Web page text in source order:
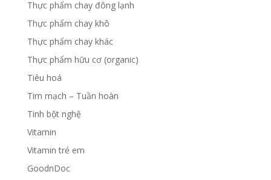
Thực phẩm chay đông lạnh
Thực phẩm chay khô
Thực phẩm chay khác
Thực phẩm hữu cơ (organic)
Tiêu hoá
Tim mạch – Tuần hoàn
Tinh bột nghệ
Vitamin
Vitamin trẻ em
GoodnDoc